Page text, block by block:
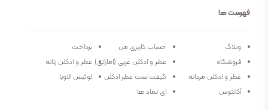
رایحه اولیه: آناناس، سنبل
رایحه پایه: نعنا هندي، وتيور، کهربا،مشک
فهرست ها
وبلاگ حساب کاربری من
پرداخت
فروشگاه
عطر و ادکلن عربی (اماراتی) عطر و ادکلن زنانه
عطر و ادکلن مردانه
گیفت ست عطر ادکلن
لوئیس الاویا
آکانتوس
ای نماد ها